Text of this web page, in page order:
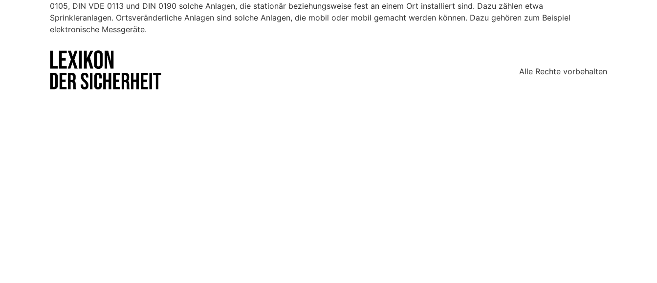
0105, DIN VDE 0113 und DIN 0190 solche Anlagen, die stationär beziehungsweise fest an einem Ort installiert sind. Dazu zählen etwa
Sprinkleranlagen. Ortsveränderliche Anlagen sind solche Anlagen, die mobil oder mobil gemacht werden können. Dazu gehören zum Beispiel
elektronische Messgeräte.
Alle Rechte vorbehalten